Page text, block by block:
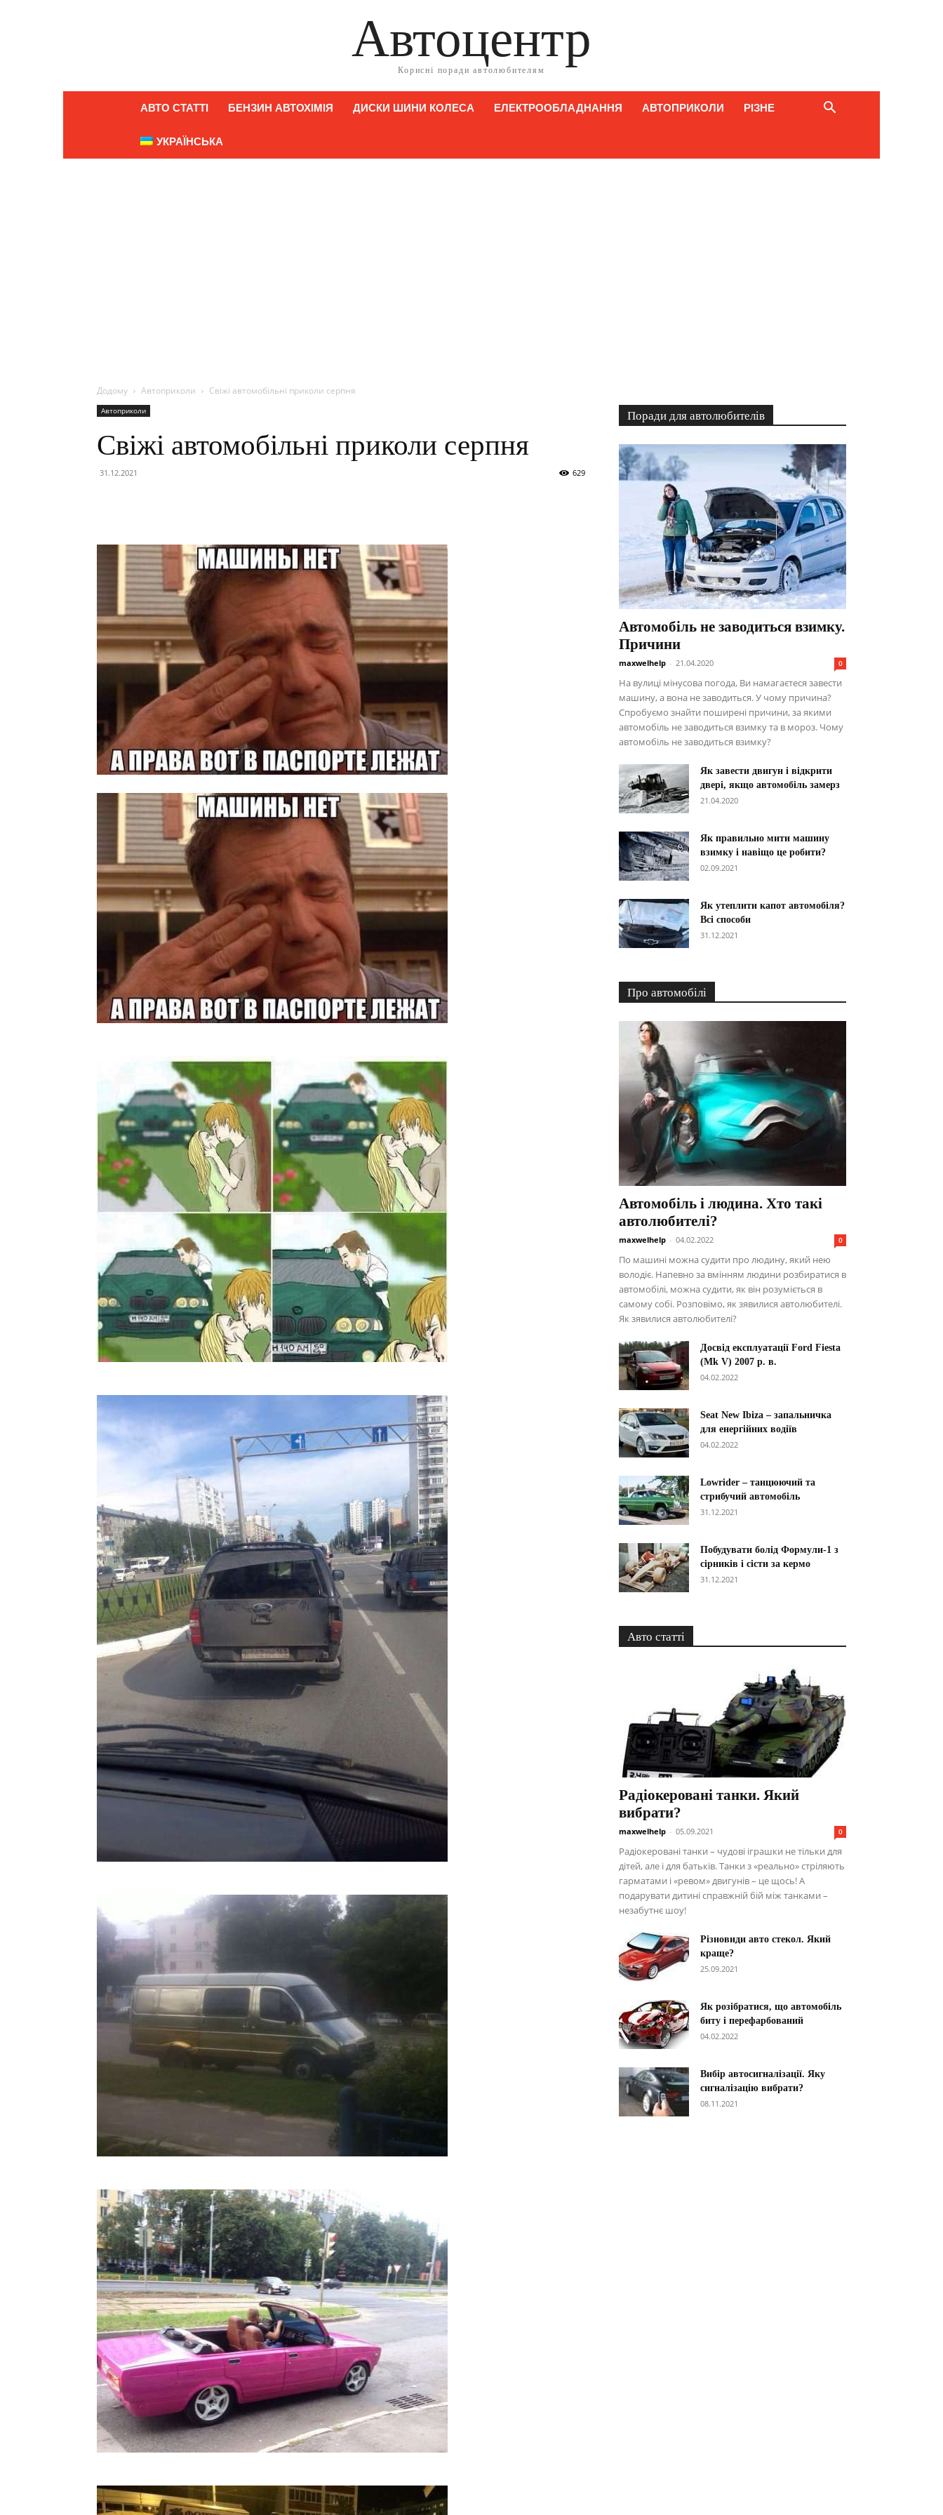
Автоцентр
Корисні поради автолюбителям
АВТО СТАТТІ БЕНЗИН АВТОХІМІЯ ДИСКИ ШИНИ КОЛЕСА ЕЛЕКТРООБЛАДНАННЯ АВТОПРИКОЛИ РІЗНЕ
УКРАЇНСЬКА
Додому Автоприколи Свіжі автомобільні приколи серпня
Автоприколи
Свіжі автомобільні приколи серпня
31.12.2021 629
Поради для автолюбителів
Автомобіль не заводиться взимку.
Причини
maxwelhelp - 21.04.2020 0
На вулиці мінусова погода, Ви намагаєтеся завести
машину, а вона не заводиться. У чому причина?
Спробуємо знайти поширені причини, за якими
автомобіль не заводиться взимку та в мороз. Чому
автомобіль не заводиться взимку?
Як завести двигун і відкрити
двері, якщо автомобіль замерз
21.04.2020
Як правильно мити машину
взимку і навіщо це робити?
02.09.2021
Як утеплити капот автомобіля?
Всі способи
31.12.2021
Про автомобілі
Автомобіль і людина. Хто такі
автолюбителі?
maxwelhelp - 04.02.2022 0
По машині можна судити про людину, який нею
володіє. Напевно за вмінням людини розбиратися в
автомобілі, можна судити, як він розуміється в
самому собі. Розповімо, як зявилися автолюбителі.
Як зявилися автолюбителі?
Досвід експлуатації Ford Fiesta
(Mk V) 2007 р. в.
04.02.2022
Seat New Ibiza – запальничка
для енергійних водіїв
04.02.2022
Lowrider – танцюючий та
стрибучий автомобіль
31.12.2021
Побудувати болід Формули-1 з
сірників і сісти за кермо
31.12.2021
Авто статті
Радіокеровані танки. Який
вибрати?
maxwelhelp - 05.09.2021 0
Радіокеровані танки – чудові іграшки не тільки для
дітей, але і для батьків. Танки з «реально» стріляють
гарматами і «ревом» двигунів – це щось! А
подарувати дитині справжній бій між танками –
незабутнє шоу!
Різновиди авто стекол. Який
краще?
25.09.2021
Як розібратися, що автомобіль
биту і перефарбований
04.02.2022
Вибір автосигналізації. Яку
сигналізацію вибрати?
08.11.2021